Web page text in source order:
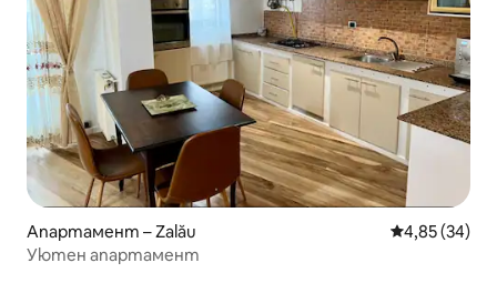
Апартамент – Zalău Средна
4,85 (34)
Уютен апартамент